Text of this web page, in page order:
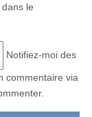
le
Notifiez-moi des
commentaire via